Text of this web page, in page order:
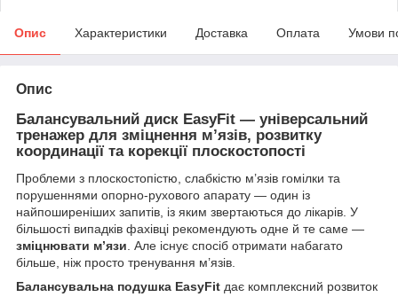
Опис Характеристики Доставка Оплата Умови
Опис
Балансувальний диск EasyFit — універсальний
тренажер для зміцнення м’язів, розвитку
координації та корекції плоскостопості
Проблеми з плоскостопістю, слабкістю м’язів гомілки та
порушеннями опорно-рухового апарату — один із
найпоширеніших запитів, із яким звертаються до лікарів. У
більшості випадків фахівці рекомендують одне й те саме —
зміцнювати м’язи . Але існує спосіб отримати набагато
більше, ніж просто тренування м’язів.
Балансувальна подушка EasyFit дає комплексний розвиток